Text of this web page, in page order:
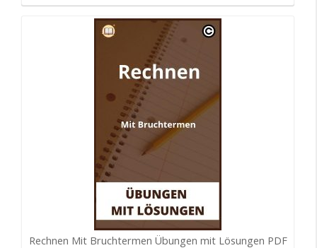
Rechnen Mit Bruchtermen Übungen mit Lösungen PDF